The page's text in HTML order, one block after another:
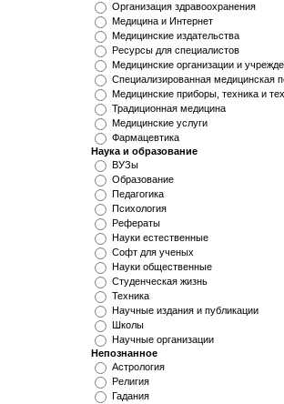
Организация здравоохранения
Медицина и Интернет
Медицинские издательства
Ресурсы для специалистов
Медицинские организации и
Специализированная медицинская
Медицинские приборы, техника и
Традиционная медицина
Медицинские услуги
Фармацевтика
Наука и образование
ВУЗы
Образование
Педагогика
Психология
Рефераты
Науки естественные
Софт для ученых
Науки общественные
Студенческая жизнь
Техника
Научные издания и публикации
Школы
Научные организации
Непознанное
Астрология
Религия
Гадания